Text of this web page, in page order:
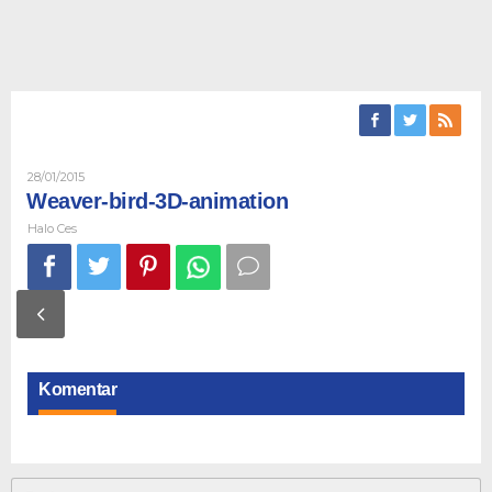
28/01/2015Oleh
Ces
Weaver-bird-3D-animation
Halo Ces
Komentar
Cari